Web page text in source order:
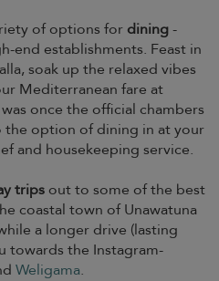
of options for dining-
end establishments. Feast in
soak up the relaxed vibes
Mediterranean fare at
once the official chambers
the option of dining in at your
and housekeeping service.
trips out to some of the best
coastal town of Unawatuna
a longer drive (lasting
towards the Instagram-
Weligama.